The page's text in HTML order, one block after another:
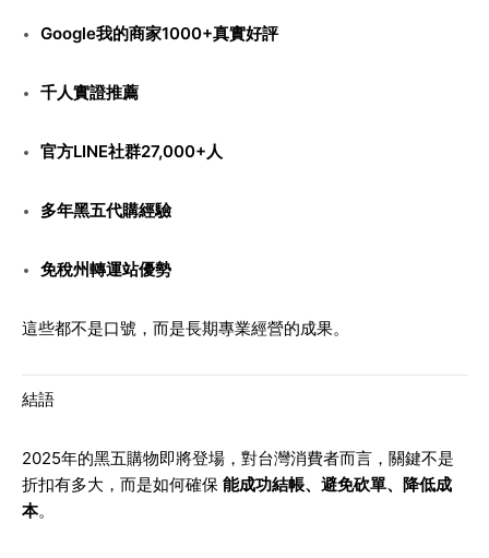
Google我的商家1000+真實好評
千人實證推薦
官方LINE社群27,000+人
多年黑五代購經驗
免稅州轉運站優勢
這些都不是口號，而是長期專業經營的成果。
結語
2025年的黑五購物即將登場，對台灣消費者而言，關鍵不是
折扣有多大，而是如何確保 能成功結帳、避免砍單、降低成
本。